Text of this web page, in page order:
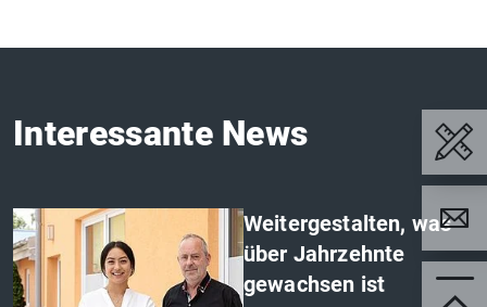
Interessante News
Weitergestalten, was
über Jahrzehnte
gewachsen ist